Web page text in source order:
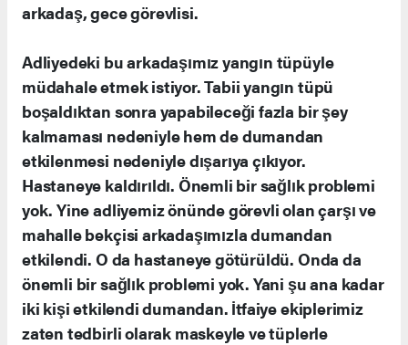
arkadaş, gece görevlisi.
Adliyedeki bu arkadaşımız yangın tüpüyle
müdahale etmek istiyor. Tabii yangın tüpü
boşaldıktan sonra yapabileceği fazla bir şey
kalmaması nedeniyle hem de dumandan
etkilenmesi nedeniyle dışarıya çıkıyor.
Hastaneye kaldırıldı. Önemli bir sağlık problemi
yok. Yine adliyemiz önünde görevli olan çarşı ve
mahalle bekçisi arkadaşımızla dumandan
etkilendi. O da hastaneye götürüldü. Onda da
önemli bir sağlık problemi yok. Yani şu ana kadar
iki kişi etkilendi dumandan. İtfaiye ekiplerimiz
zaten tedbirli olarak maskeyle ve tüplerle